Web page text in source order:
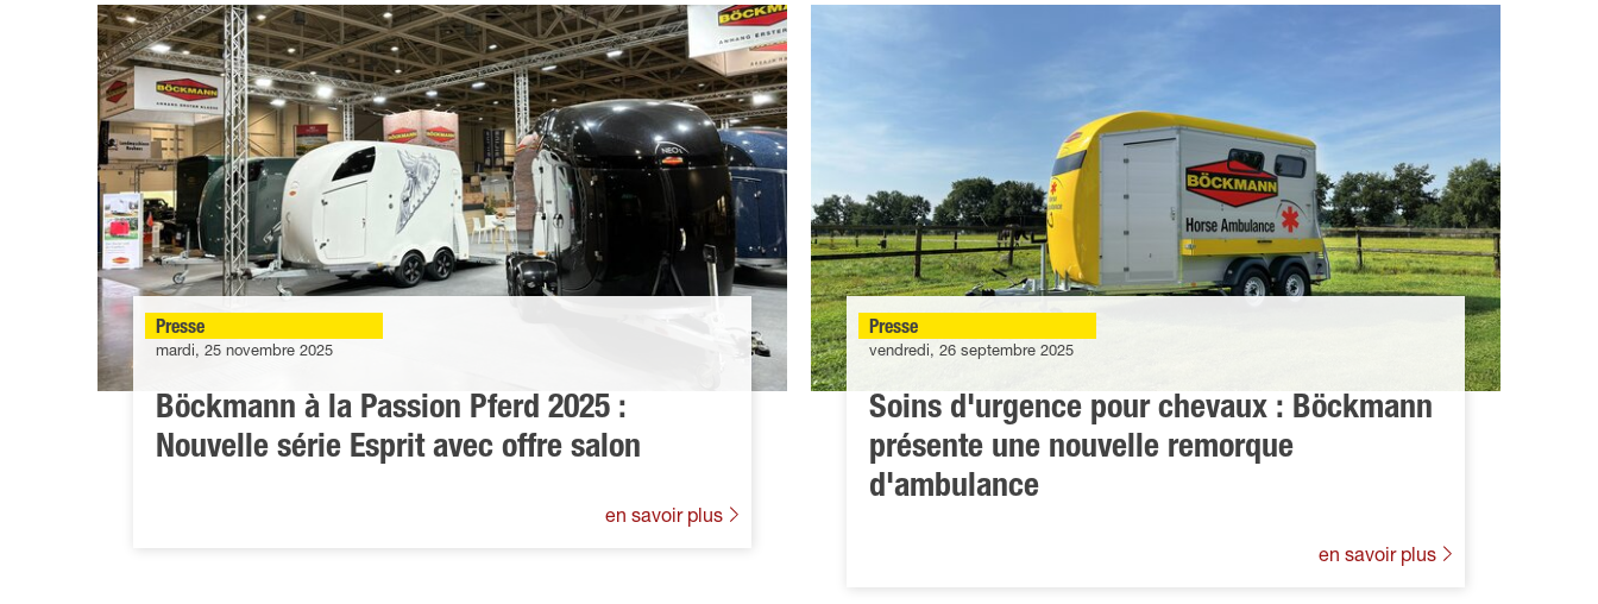
Presse
mardi, 25 novembre 2025
Böckmann à la Passion Pferd 2025 :
Nouvelle série Esprit avec offre salon
en savoir plus
Presse
vendredi, 26 septembre 2025
Soins d'urgence pour chevaux : Böckmann
présente une nouvelle remorque
d'ambulance
en savoir plus